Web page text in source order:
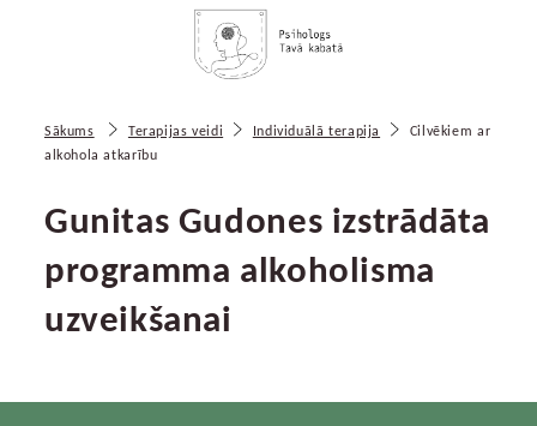
Sākums Terapijas veidi Individuālā terapija
Cilvēkiem ar
alkohola atkarību
Gunitas Gudones izstrādāta
programma alkoholisma
uzveikšanai